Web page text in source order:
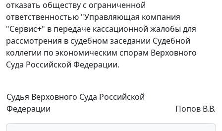
отказать обществу с ограниченной
ответственностью "Управляющая компания
"Сервис+" в передаче кассационной жалобы для
рассмотрения в судебном заседании Судебной
коллегии по экономическим спорам Верховного
Суда Российской Федерации.
Судья Верховного Суда Российской
Федерации
Попов В.В.